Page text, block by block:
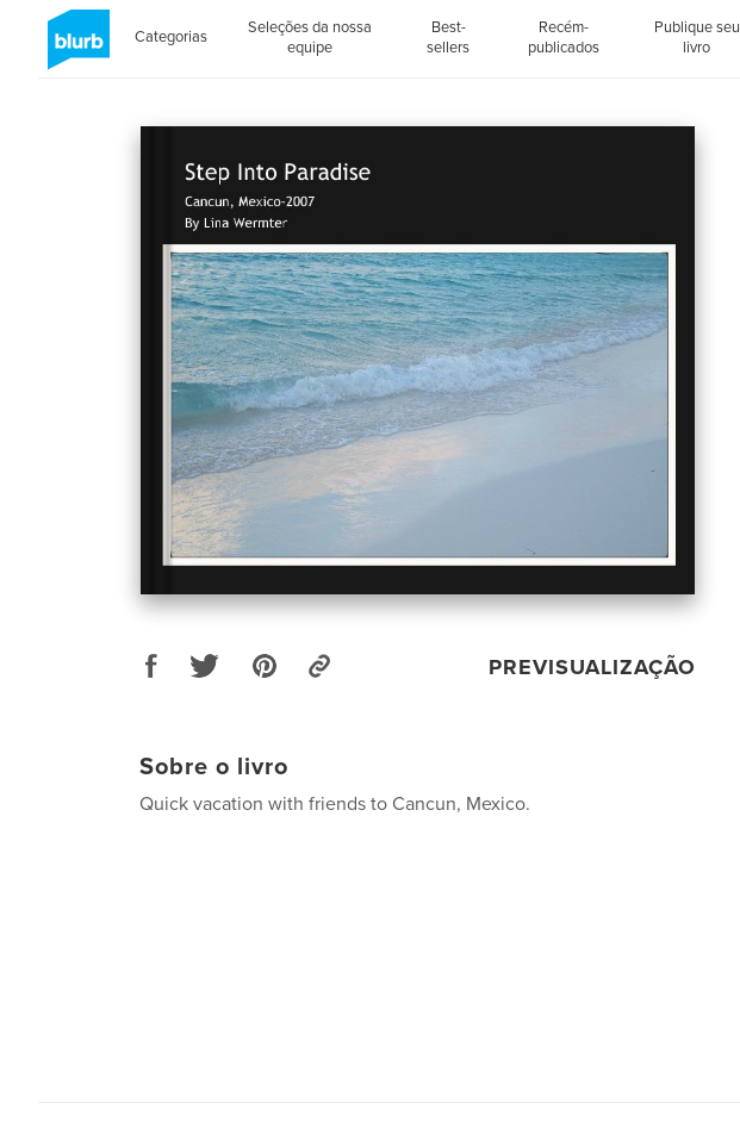
Categorias
Seleções da nossa
equipe
Best-
sellers
Recém-
publicados
Publique seu
livro
PREVISUALIZAÇÃO
Sobre o livro
Quick vacation with friends to Cancun, Mexico.